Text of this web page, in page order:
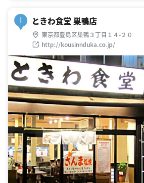
I ときわ食堂 巣鴨店
東京都豊島区巣鴨３丁目１４-２０
http://kousinnduka.co.jp/